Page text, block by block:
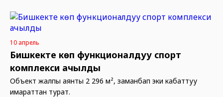
10 апрель
Бишкекте көп функционалдуу спорт
комплекси ачылды
Объект жалпы аянты 2 296 м², заманбап эки кабаттуу
имараттан турат.